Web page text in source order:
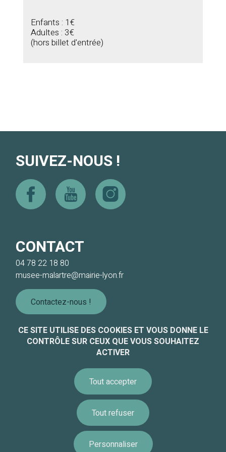
Enfants : 1€
Adultes : 3€
(hors billet d'entrée)
SUIVEZ-NOUS !
Facebook Youtube Instagram
CONTACT
04 78 22 18 80
musee-malartre@mairie-lyon.fr
Contactez-nous !
Équipe - Recrutement
Paramétrer les cookies
Politique de gestion des cookies
Accessibilité : non conforme
CE SITE UTILISE DES COOKIES ET VOUS DONNE LE
CONTRÔLE SUR CEUX QUE VOUS SOUHAITEZ
ACTIVER
Tout accepter
Tout refuser
Personnaliser